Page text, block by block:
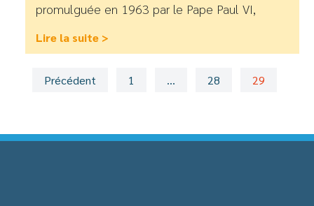
promulguée en 1963 par le Pape Paul VI,
Lire la suite >
Précédent 1 … 28 29